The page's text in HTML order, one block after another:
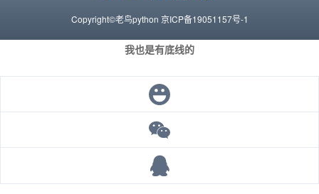
Copyright©老鸟python 京ICP备19051157号-1
我也是有底线的